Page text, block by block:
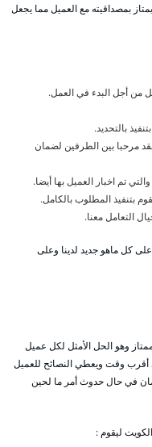
بمصداقيته مع العميل مما يجعل
من أجل البدء في العمل.
بالتحديد.
عقد مرحبا بين الطرفين لضمان
تم اخبار العميل بها أيضا.
بتنفيذ المطلوب بالكامل.
التعامل معنا.
كل ماهو جديد لدينا وعلى
وهو الحل الأمثل لكل عميل
أقرب وقت ويعطي النصائح للعميل
في حال حدوث أمر ما لحين
ليقوم :